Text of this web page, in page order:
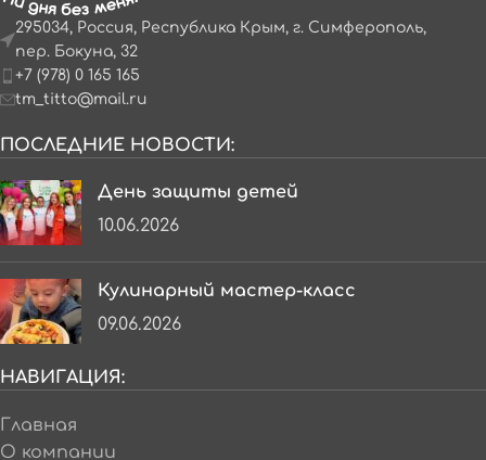
295034, Россия, Республика Крым, г. Симферополь,
пер. Бокуна, 32
+7 (978) 0 165 165
tm_titto@mail.ru
ПОСЛЕДНИЕ НОВОСТИ:
День защиты детей
10.06.2026
Кулинарный мастер-класс
09.06.2026
НАВИГАЦИЯ:
Главная
О компании